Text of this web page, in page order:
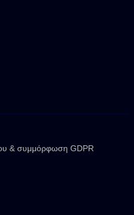
& συμμόρφωση GDPR